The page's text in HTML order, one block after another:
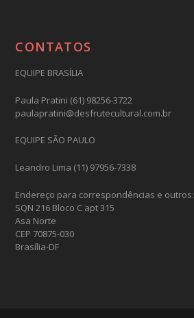
CONTATOS
EQUIPE BRASÍLIA
Paula Pratini (61) 98256-3722
paulapratini@desfrutecultural.com.br
EQUIPE SÃO PAULO
Leandro Lima (11) 97956-7338
Endereço para correspondências e outros:
SQN 216 Bloco C apt 315
Asa Norte
CEP 70875-030
Brasília-DF